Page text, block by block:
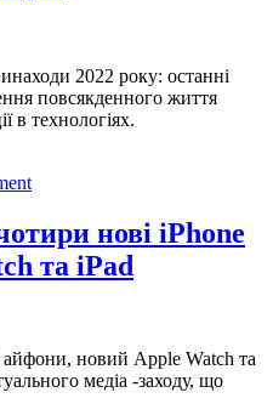
2022 року: останні
повсякденного життя
в технологіях.
нові iPhone
та iPad
айфони, новий Apple Watch та
медіа -заходу, що